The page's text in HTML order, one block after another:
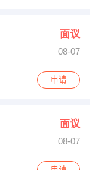
面议
08-07
申请
面议
08-07